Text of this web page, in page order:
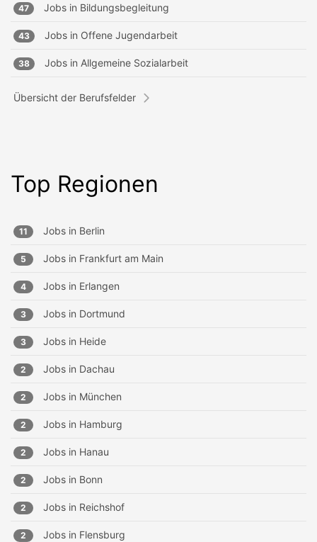
47 Jobs in Bildungsbegleitung
43 Jobs in Offene Jugendarbeit
38 Jobs in Allgemeine Sozialarbeit
Übersicht der Berufsfelder
Top Regionen
11 Jobs in Berlin
5 Jobs in Frankfurt am Main
4 Jobs in Erlangen
3 Jobs in Dortmund
3 Jobs in Heide
2 Jobs in Dachau
2 Jobs in München
2 Jobs in Hamburg
2 Jobs in Hanau
2 Jobs in Bonn
2 Jobs in Reichshof
2 Jobs in Flensburg